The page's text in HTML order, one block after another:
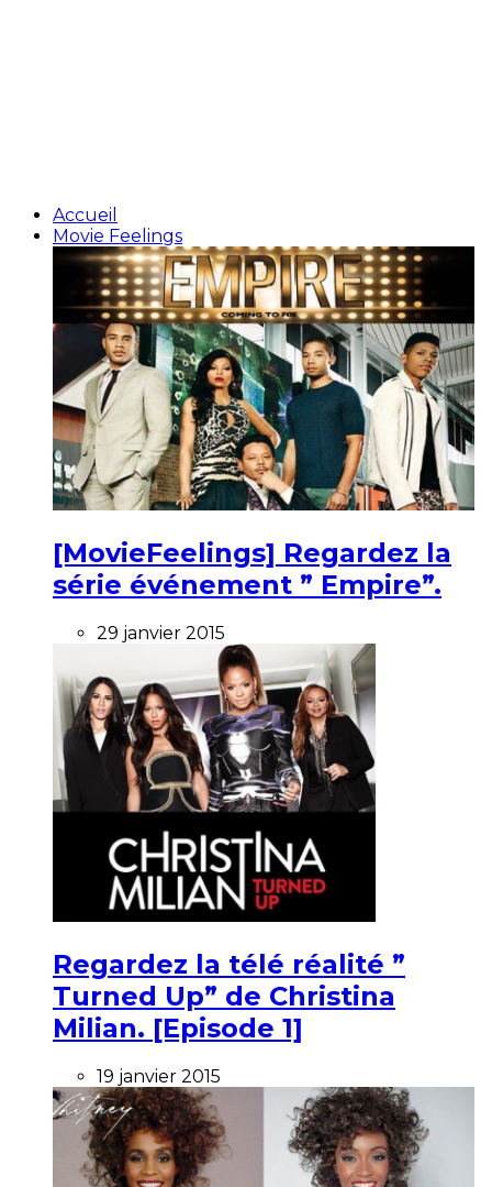
Accueil
Movie Feelings
[MovieFeelings] Regardez la
série événement ” Empire”.
29 janvier 2015
Regardez la télé réalité ”
Turned Up” de Christina
Milian. [Episode 1]
19 janvier 2015